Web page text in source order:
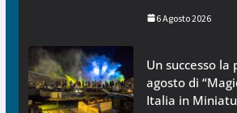
6 Agosto 2026
Un successo
agosto di
Italia in